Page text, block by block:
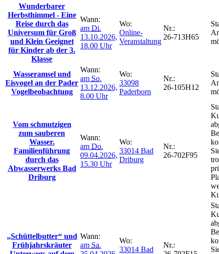
Wunderbarer
Herbsthimmel - Eine
Reise durch das
Universum für Groß
und Klein Geeignet
für Kinder ab der 3.
Klasse
Wann:
am Di.
13.10.2026,
18.00 Uhr
Wo:
Online-
Veranstaltung
Nr.:
26-713H65
Wasseramsel und
Eisvogel an der Pader
Vogelbeobachtung
Wann:
am So.
13.12.2026,
8.00 Uhr
Wo:
33098
Paderborn
Nr.:
26-105H12
Vom schmutzigen
zum sauberen
Wasser.
Familienführung
durch das
Abwasserwerks Bad
Driburg
Wann:
am Do.
09.04.2026,
15.30 Uhr
Wo:
33014 Bad
Driburg
Nr.:
26-702F95
„Schüttelbutter“ und
Frühjahrskräuter
Wann:
am Sa.
Wo:
33014 Bad
Nr.: